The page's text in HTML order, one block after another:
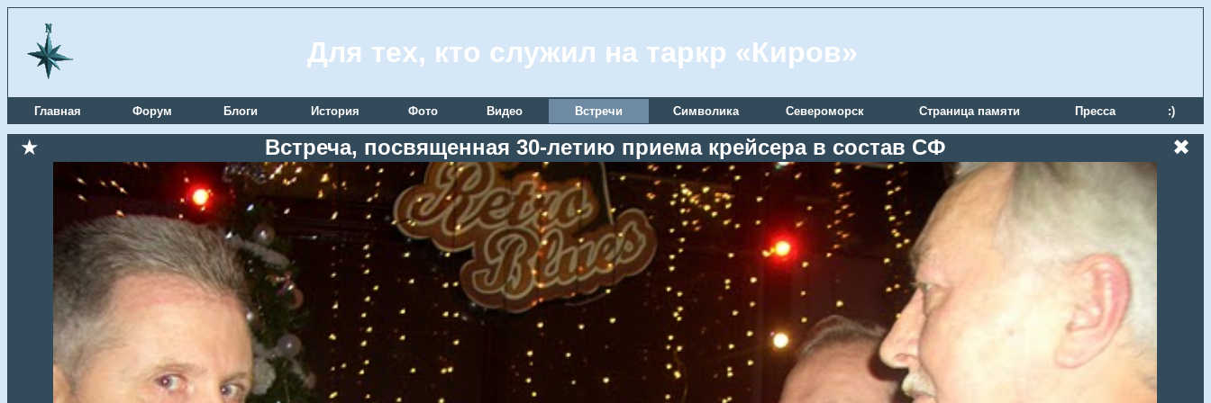
Для тех, кто служил на таркр «Киров»
Главная Форум Блоги История Фото Видео Встречи Символика Североморск Страница памяти Пресса :)
★ Встреча, посвященная 30-летию приема крейсера в состав СФ ✖